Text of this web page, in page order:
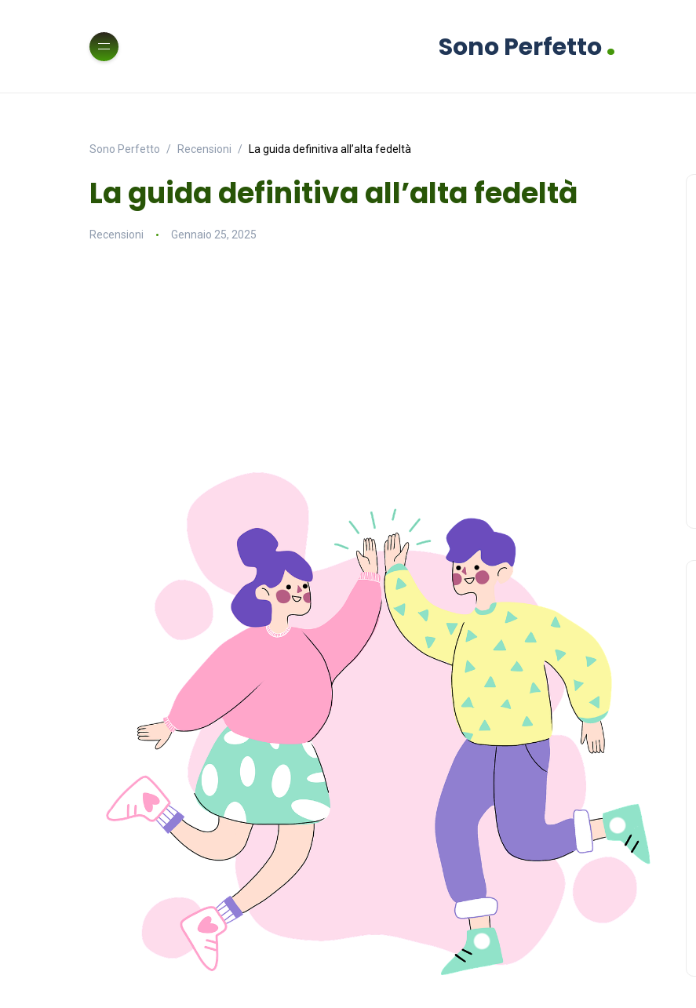
Sono Perfetto.
Sono Perfetto Recensioni La guida definitiva all’alta fedeltà
La guida definitiva all’alta fedeltà
Recensioni Gennaio 25, 2025